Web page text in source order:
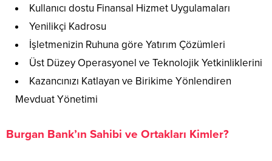
Kullanıcı dostu Finansal Hizmet Uygulamaları
Yenilikçi Kadrosu
İşletmenizin Ruhuna göre Yatırım Çözümleri
Üst Düzey Operasyonel ve Teknolojik Yetkinliklerini
Kazancınızı Katlayan ve Birikime Yönlendiren
Mevduat Yönetimi
Burgan Bank’ın Sahibi ve Ortakları Kimler?